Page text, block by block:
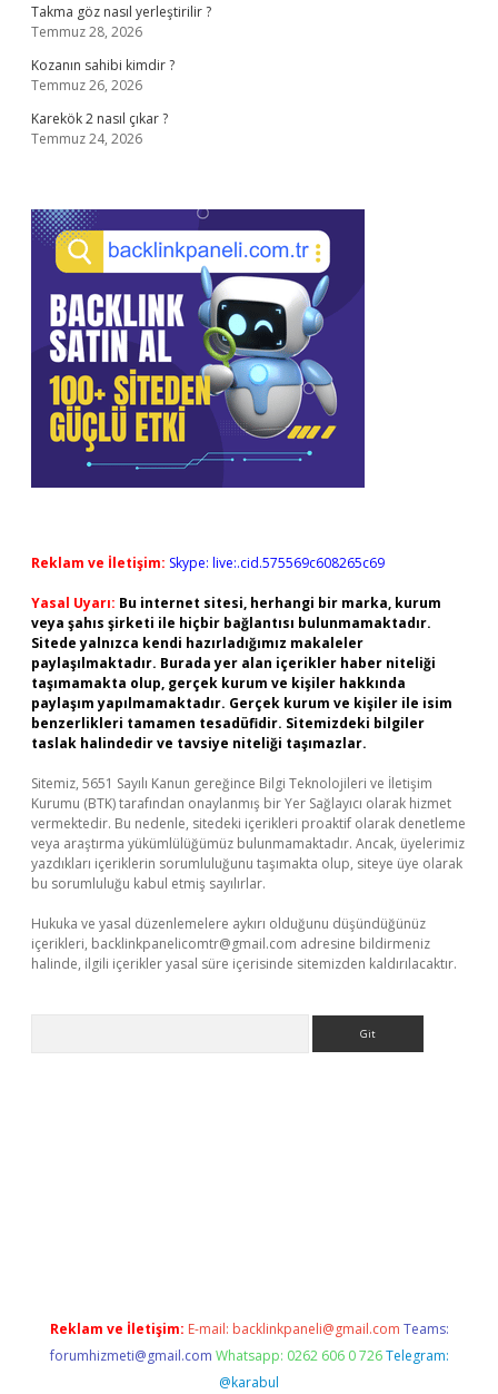
Takma göz nasıl yerleştirilir ?
Temmuz 28, 2026
Kozanın sahibi kimdir ?
Temmuz 26, 2026
Karekök 2 nasıl çıkar ?
Temmuz 24, 2026
Reklam ve İletişim: Skype: live:.cid.575569c608265c69
Yasal Uyarı: Bu internet sitesi, herhangi bir marka, kurum
veya şahıs şirketi ile hiçbir bağlantısı bulunmamaktadır.
Sitede yalnızca kendi hazırladığımız makaleler
paylaşılmaktadır. Burada yer alan içerikler haber niteliği
taşımamakta olup, gerçek kurum ve kişiler hakkında
paylaşım yapılmamaktadır. Gerçek kurum ve kişiler ile isim
benzerlikleri tamamen tesadüfidir. Sitemizdeki bilgiler
taslak halindedir ve tavsiye niteliği taşımazlar.
Sitemiz, 5651 Sayılı Kanun gereğince Bilgi Teknolojileri ve İletişim
Kurumu (BTK) tarafından onaylanmış bir Yer Sağlayıcı olarak hizmet
vermektedir. Bu nedenle, sitedeki içerikleri proaktif olarak denetleme
veya araştırma yükümlülüğümüz bulunmamaktadır. Ancak, üyelerimiz
yazdıkları içeriklerin sorumluluğunu taşımakta olup, siteye üye olarak
bu sorumluluğu kabul etmiş sayılırlar.
Hukuka ve yasal düzenlemelere aykırı olduğunu düşündüğünüz
içerikleri, backlinkpanelicomtr@gmail.com adresine bildirmeniz
halinde, ilgili içerikler yasal süre içerisinde sitemizden kaldırılacaktır.
Reklam ve İletişim: E-mail: backlinkpaneli@gmail.com Teams:
forumhizmeti@gmail.com Whatsapp: 0262 606 0 726 Telegram:
@karabul